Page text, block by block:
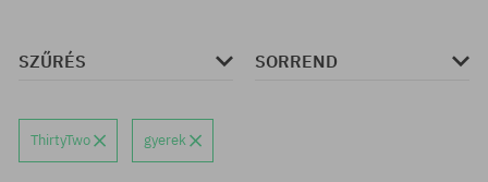
SZŰRÉS SORREND
ThirtyTwo gyerek